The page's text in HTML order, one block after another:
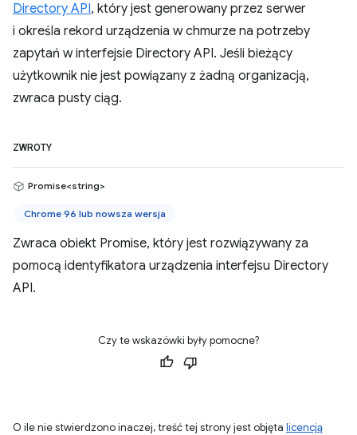
Directory API, który jest generowany przez serwer
i określa rekord urządzenia w chmurze na potrzeby
zapytań w interfejsie Directory API. Jeśli bieżący
użytkownik nie jest powiązany z żadną organizacją,
zwraca pusty ciąg.
ZWROTY
Promise<string>
Chrome 96 lub nowsza wersja
Zwraca obiekt Promise, który jest rozwiązywany za
pomocą identyfikatora urządzenia interfejsu Directory
API.
Czy te wskazówki były pomocne?
O ile nie stwierdzono inaczej, treść tej strony jest objęta licencją